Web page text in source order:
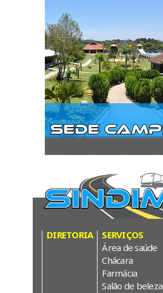
DIRETORIA
SERVIÇOS
Área de saúde
Chácara
Farmácia
Salão de beleza